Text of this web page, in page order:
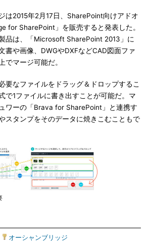
は2015年2月17日、SharePoint向けアドオ
for SharePoint」を販売すると発表した。
品は、「Microsoft SharePoint 2013」に
書や画像、DWGやDXFなどCAD図面ファ
でマージ可能だ。
要なファイルをドラッグ＆ドロップするこ
で1ファイルに書き出すことが可能だ。マ
ワーの「Brava for SharePoint」と連携す
スタンプをそのデータに焼きこむこともで
オーシャンブリッジ